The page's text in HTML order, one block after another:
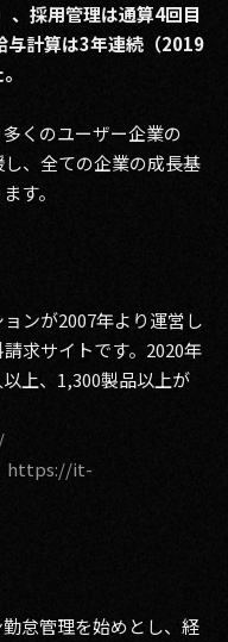
、採用管理は通算4回目
与計算は3年連続（2019
くのユーザー企業の
、全ての企業の成長基
す。
ンが2007年より運営し
求サイトです。2020年
上、1,300製品以上が
https://it-
怠管理を始めとし、経